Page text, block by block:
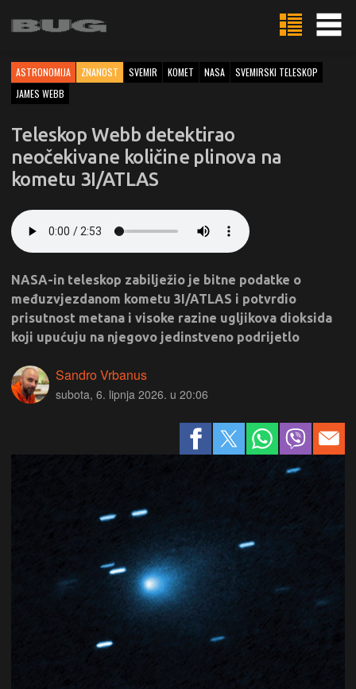
ASTRONOMIJA ZNANOST SVEMIR KOMET NASA
SVEMIRSKI TELESKOP
JAMES WEBB
Teleskop Webb detektirao
neočekivane količine plinova na
kometu 3I/ATLAS
NASA-in teleskop zabilježio je bitne podatke o
međuzvjezdanom kometu 3I/ATLAS i potvrdio
prisutnost metana i visoke razine ugljikova dioksida
koji upućuju na njegovo jedinstveno podrijetlo
Sandro Vrbanus
subota, 6. lipnja 2026. u 20:06